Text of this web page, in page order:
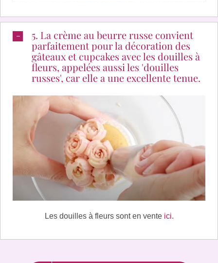
5. La crème au beurre russe convient
parfaitement pour la décoration des
gâteaux et cupcakes avec les douilles à
fleurs, appelées aussi les 'douilles
russes', car elle a une excellente tenue.
Les douilles à fleurs sont en vente ici.